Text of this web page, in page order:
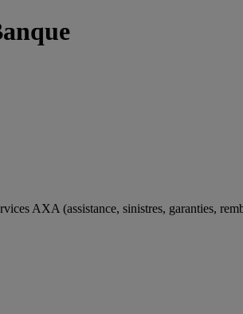
AXA (assistance, sinistres, garanties,